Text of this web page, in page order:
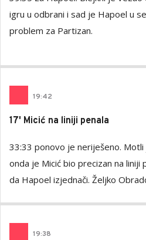
igru u odbrani i sad je Hapoel u
problem za Partizan.
19:42
17' Micić na liniji penala
33:33 ponovo je neriješeno.
onda je Micić bio precizan na
da Hapoel izjednači. Željko
19:38